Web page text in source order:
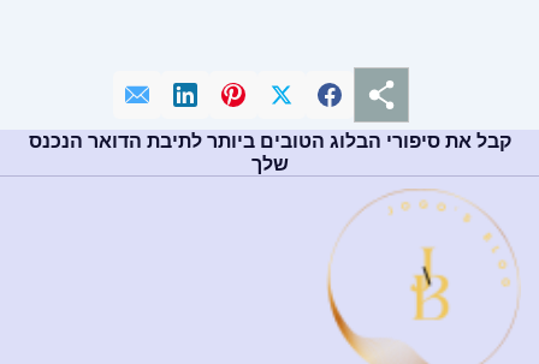
קבל את סיפורי הבלוג הטובים ביותר לתיבת הדואר הנכנס
שלך